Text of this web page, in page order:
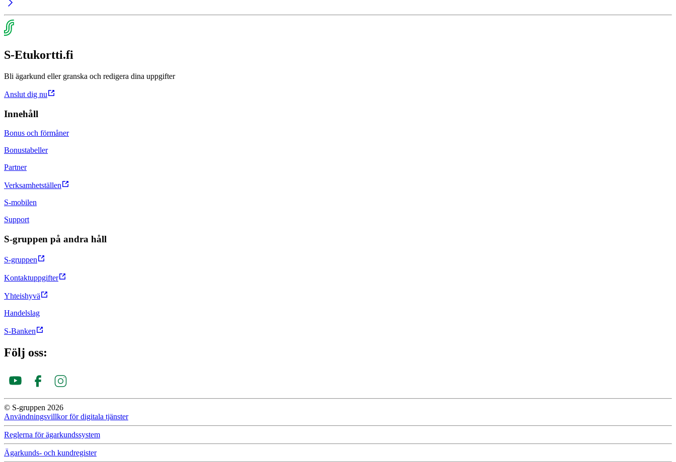
S-Etukortti.fi
Bli ägarkund eller granska och redigera dina uppgifter
Anslut dig nu
Innehåll
Bonus och förmåner
Bonustabeller
Partner
Verksamhetställen
S-mobilen
Support
S-gruppen på andra håll
S-gruppen
Kontaktuppgifter
Yhteishyvä
Handelslag
S-Banken
Följ oss:
© S-gruppen 2026
Användningsvillkor för digitala tjänster
Reglerna för ägar­kunds­system
Ägarkunds- och kundregister